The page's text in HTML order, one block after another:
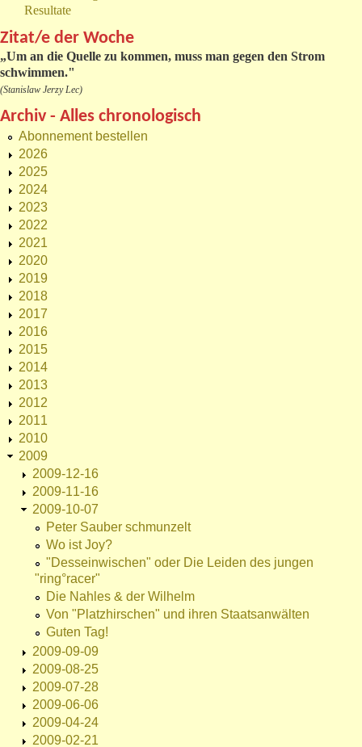
Resultate
Zitat/e der Woche
„Um an die Quelle zu kommen, muss man gegen den Strom
schwimmen."
(Stanislaw Jerzy Lec)
Archiv - Alles chronologisch
Abonnement bestellen
2026
2025
2024
2023
2022
2021
2020
2019
2018
2017
2016
2015
2014
2013
2012
2011
2010
2009
2009-12-16
2009-11-16
2009-10-07
Peter Sauber schmunzelt
Wo ist Joy?
"Desseinwischen" oder Die Leiden des jungen
"ring°racer"
Die Nahles & der Wilhelm
Von "Platzhirschen" und ihren Staatsanwälten
Guten Tag!
2009-09-09
2009-08-25
2009-07-28
2009-06-06
2009-04-24
2009-02-21